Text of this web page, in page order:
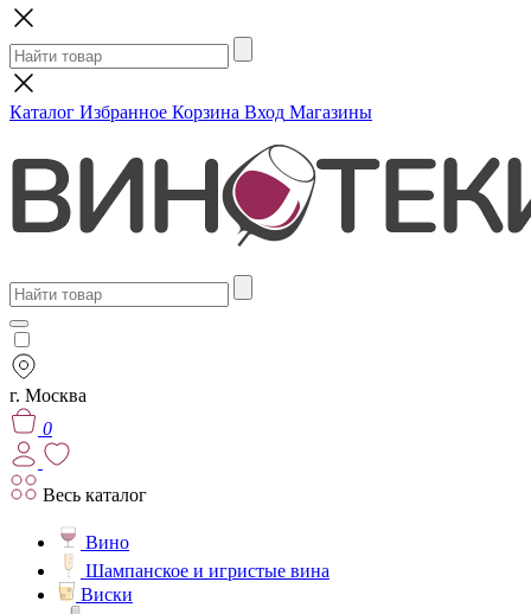
Каталог Избранное Корзина Вход Магазины
г. Москва
0
Весь каталог
Вино
Шампанское и игристые вина
Виски